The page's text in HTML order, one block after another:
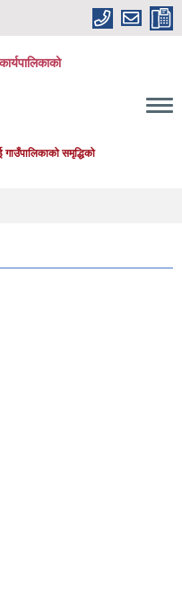
गाउँपालिकाको समृद्धिको